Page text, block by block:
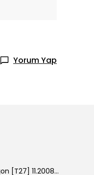
Yorum Yap
***Toyota Avensis Wagon [T27] 11.2008-.. Ve Sonrası Model Yılları İçin Uyumlu Yeo Arka Silecek